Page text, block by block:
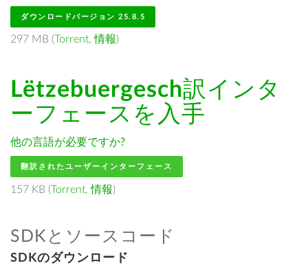
ダウンロードバージョン 25.8.5
297 MB (Torrent,情報)
Lëtzebuergesch訳インタ
ーフェースを入手
他の言語が必要ですか?
翻訳されたユーザーインターフェース
157 KB (Torrent,情報)
SDKとソースコード
SDKのダウンロード